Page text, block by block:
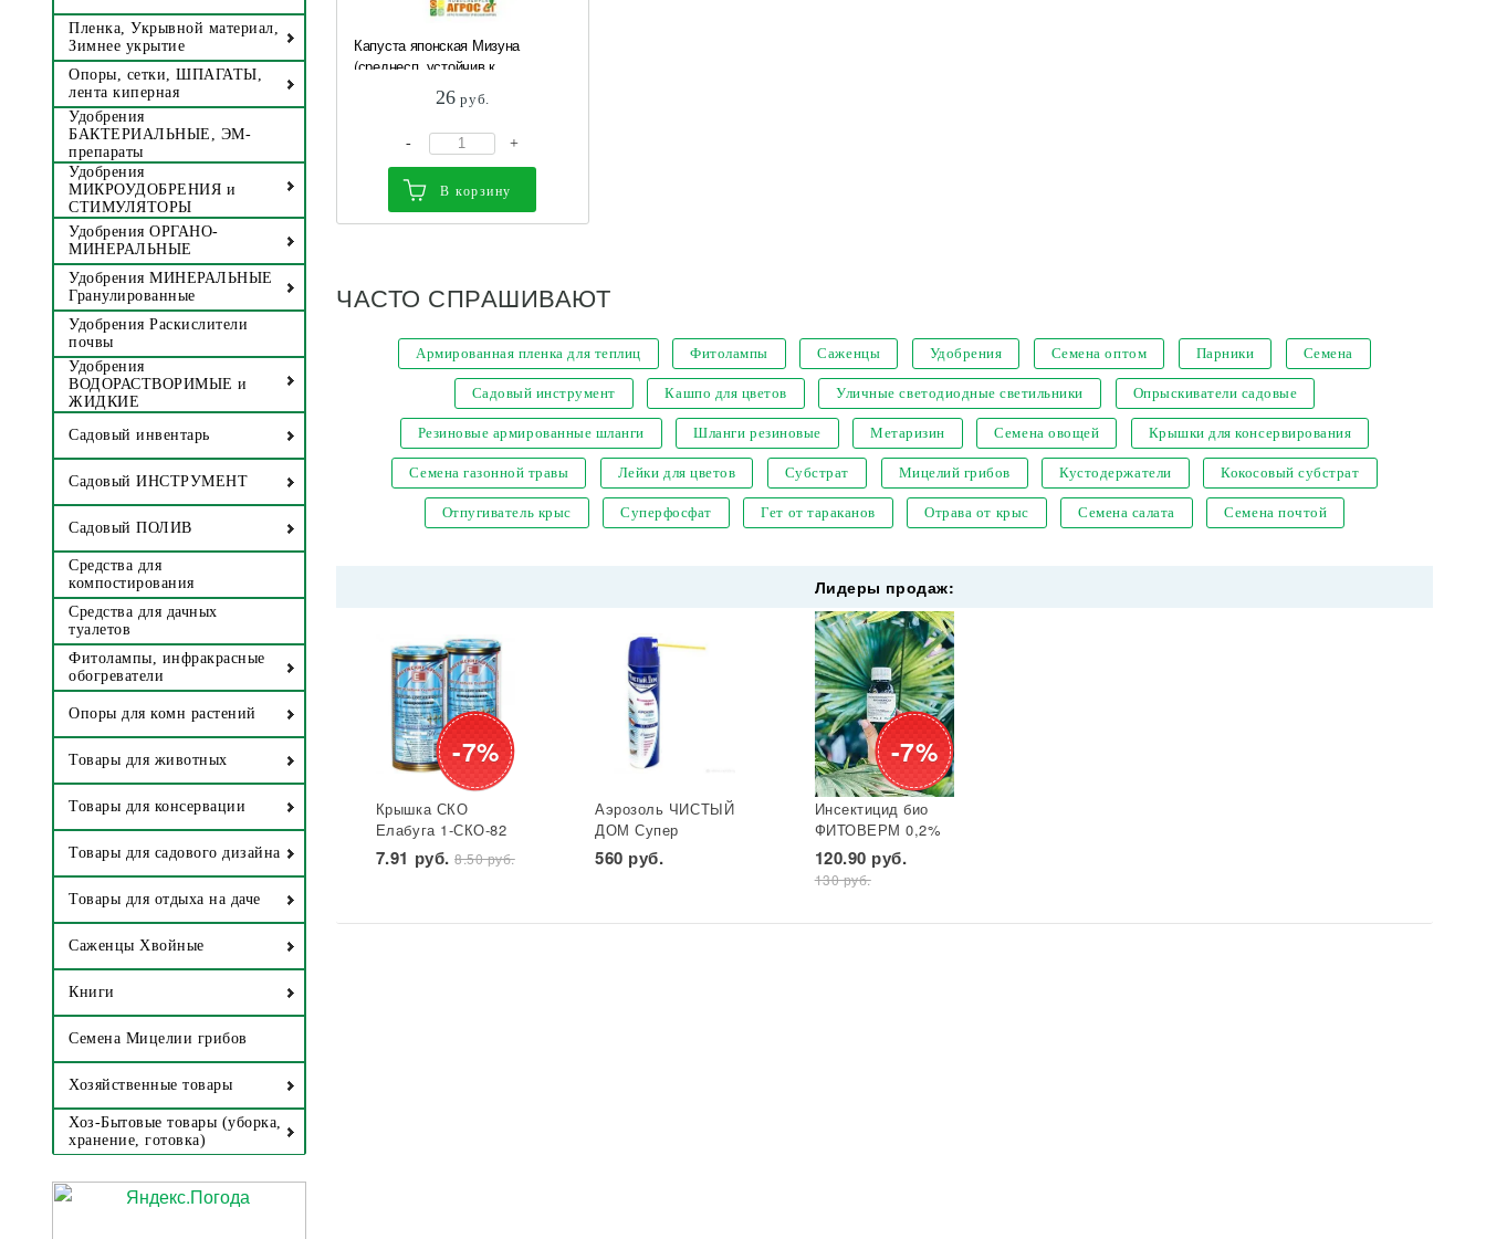
Пленка, Укрывной материал,
Зимнее укрытие
Опоры, сетки, ШПАГАТЫ,
лента киперная
Удобрения
БАКТЕРИАЛЬНЫЕ, ЭМ-
препараты
Удобрения
МИКРОУДОБРЕНИЯ и
СТИМУЛЯТОРЫ
Удобрения ОРГАНО-
МИНЕРАЛЬНЫЕ
Удобрения МИНЕРАЛЬНЫЕ
Гранулированные
Удобрения Раскислители
почвы
Удобрения
ВОДОРАСТВОРИМЫЕ и
ЖИДКИЕ
Садовый инвентарь
Садовый ИНСТРУМЕНТ
Садовый ПОЛИВ
Средства для
компостирования
Средства для дачных
туалетов
Фитолампы, инфракрасные
обогреватели
Опоры для комн растений
Товары для животных
Товары для консервации
Товары для садового дизайна
Товары для отдыха на даче
Саженцы Хвойные
Книги
Семена Мицелии грибов
Хозяйственные товары
Хоз-Бытовые товары (уборка,
хранение, готовка)
Капуста японская Мизуна
(среднесп, устойчив к...
26 руб.
- +
В корзину
ЧАСТО СПРАШИВАЮТ
Армированная пленка для теплиц Фитолампы Саженцы Удобрения Семена оптом Парники Семена
Садовый инструмент Кашпо для цветов Уличные светодиодные светильники Опрыскиватели садовые
Резиновые армированные шланги Шланги резиновые Метаризин Семена овощей Крышки для консервирования
Семена газонной травы Лейки для цветов Субстрат Мицелий грибов Кустодержатели Кокосовый субстрат
Отпугиватель крыс Суперфосфат Гет от тараканов Отрава от крыс Семена салата Семена почтой
Лидеры продаж:
-7%
Крышка СКО
Елабуга 1-СКО-82
лакированная
Звезда 1/50/600*
7.91 руб.8.50 руб.
Аэрозоль ЧИСТЫЙ
ДОМ Супер
универ. фл 600 мл
(двойное
560 руб.
-7%
Инсектицид био
ФИТОВЕРМ 0,2%
бут 25 мл ВХ 1/30
120.90 руб.
130 руб.